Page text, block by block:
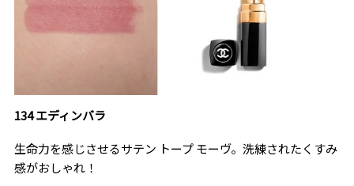
134 エディンバラ
生命力を感じさせるサテン トープ モーヴ。洗練されたくすみ
感がおしゃれ！